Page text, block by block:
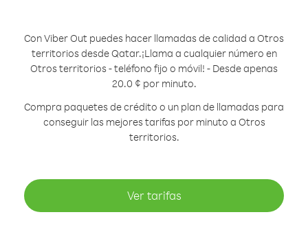
Con Viber Out puedes hacer llamadas de calidad a Otros
territorios desde Qatar.¡Llama a cualquier número en
Otros territorios - teléfono fijo o móvil! - Desde apenas
20.0 ¢ por minuto.
Compra paquetes de crédito o un plan de llamadas para
conseguir las mejores tarifas por minuto a Otros
territorios.
Ver tarifas